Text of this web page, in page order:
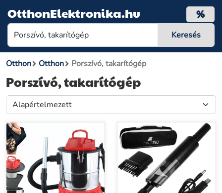
OtthonElektronika.hu %
Otthon Otthon Porszívó, takarítógép
Porszívó, takarítógép